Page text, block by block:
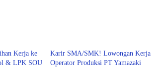
Kerja ke
& LPK SOU
Karir SMA/SMK! Lowongan Kerja
Operator Produksi PT Yamazaki